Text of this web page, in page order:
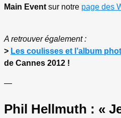
Main Eventsur notre page des
A retrouver également :
> Les coulisses et l’album
de Cannes 2012 !
—
Phil Hellmuth : «